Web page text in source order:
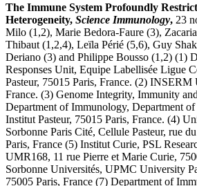
The Immune System Profoundly
Heterogeneity, Science Immunology, 23
Milo (1,2), Marie Bedora-Faure (3),
Thibaut (1,2,4), Leïla Périé (5,6), Guy
Deriano (3) and Philippe Bousso (1,2) (1)
Responses Unit, Equipe Labellisée Ligue
Pasteur, 75015 Paris, France. (2) INSERM
France. (3) Genome Integrity, Immunity
Department of Immunology, Department of
Institut Pasteur, 75015 Paris, France. (4)
Sorbonne Paris Cité, Cellule Pasteur, rue
Paris, France (5) Institut Curie, PSL
UMR168, 11 rue Pierre et Marie Curie,
Sorbonne Universités, UPMC University
75005 Paris, France (7) Department of